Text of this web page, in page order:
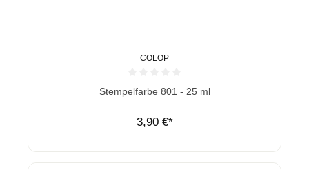
COLOP
Durchschnittliche Bewertung von 0 von 5 Sternen
Stempelfarbe 801 - 25 ml
3,90 €*